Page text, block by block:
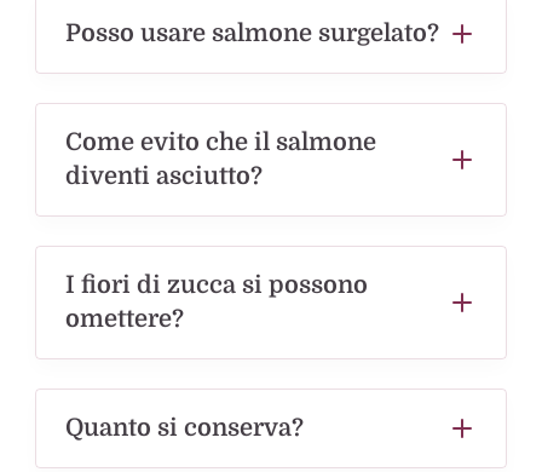
Posso usare salmone surgelato?
Come evito che il salmone
diventi asciutto?
I fiori di zucca si possono
omettere?
Quanto si conserva?